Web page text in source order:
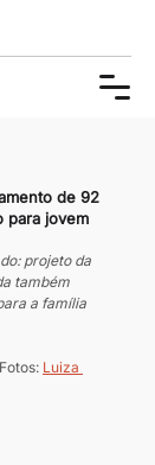
de 92
para jovem
projeto da
também
a família
Fotos: Luiza